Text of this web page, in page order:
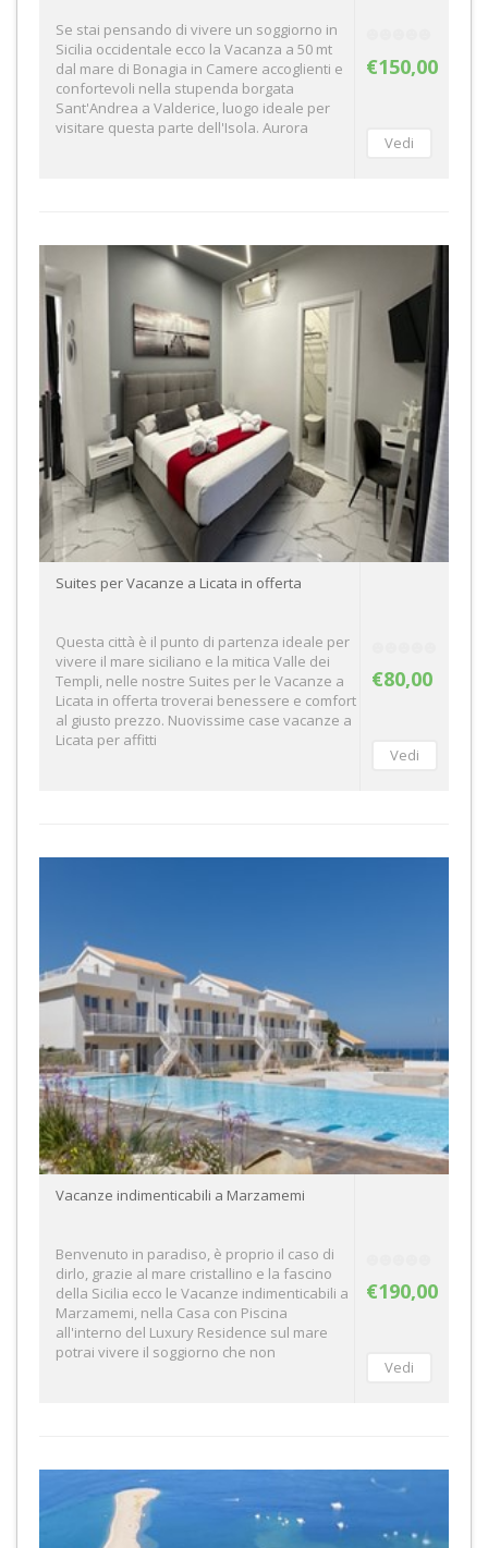
€150,00
Se stai pensando di vivere un soggiorno in
Sicilia occidentale ecco la Vacanza a 50 mt
dal mare di Bonagia in Camere accoglienti e
confortevoli nella stupenda borgata
Sant'Andrea a Valderice, luogo ideale per
visitare questa parte dell'Isola. Aurora
€80,00
Suites per Vacanze a Licata in offerta
Questa città è il punto di partenza ideale per
vivere il mare siciliano e la mitica Valle dei
Templi, nelle nostre Suites per le Vacanze a
Licata in offerta troverai benessere e comfort
al giusto prezzo. Nuovissime case vacanze a
Licata per affitti
€190,00
Vacanze indimenticabili a Marzamemi
Benvenuto in paradiso, è proprio il caso di
dirlo, grazie al mare cristallino e la fascino
della Sicilia ecco le Vacanze indimenticabili a
Marzamemi, nella Casa con Piscina
all'interno del Luxury Residence sul mare
potrai vivere il soggiorno che non